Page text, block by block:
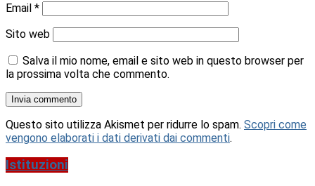
Email *
Sito web
Salva il mio nome, email e sito web in questo browser per
la prossima volta che commento.
Questo sito utilizza Akismet per ridurre lo spam. Scopri come
vengono elaborati i dati derivati dai commenti.
Istituzioni